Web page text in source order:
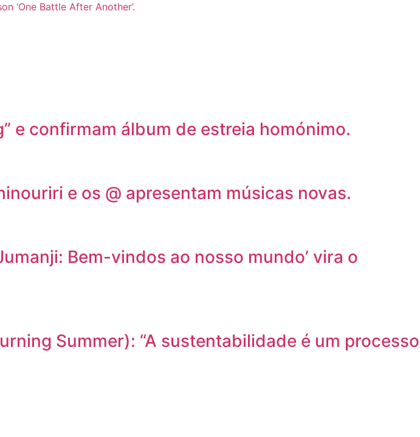
‘One Battle After Another’.
e confirmam álbum de estreia homónimo.
e os @ apresentam músicas novas.
Bem-vindos ao nosso mundo’ vira o
Summer): “A sustentabilidade é um processo